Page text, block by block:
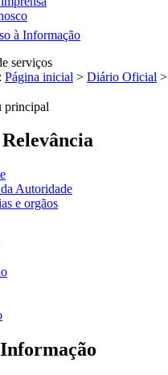
à Informação
serviços
Página inicial > Diário Oficial >
principal
Autoridade
e orgãos